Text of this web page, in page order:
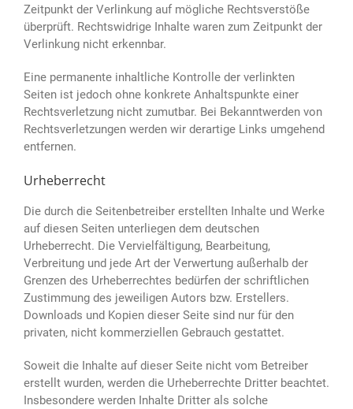
Zeitpunkt der Verlinkung auf mögliche Rechtsverstöße
überprüft. Rechtswidrige Inhalte waren zum Zeitpunkt der
Verlinkung nicht erkennbar.
Eine permanente inhaltliche Kontrolle der verlinkten
Seiten ist jedoch ohne konkrete Anhaltspunkte einer
Rechtsverletzung nicht zumutbar. Bei Bekanntwerden von
Rechtsverletzungen werden wir derartige Links umgehend
entfernen.
Urheberrecht
Die durch die Seitenbetreiber erstellten Inhalte und Werke
auf diesen Seiten unterliegen dem deutschen
Urheberrecht. Die Vervielfältigung, Bearbeitung,
Verbreitung und jede Art der Verwertung außerhalb der
Grenzen des Urheberrechtes bedürfen der schriftlichen
Zustimmung des jeweiligen Autors bzw. Erstellers.
Downloads und Kopien dieser Seite sind nur für den
privaten, nicht kommerziellen Gebrauch gestattet.
Soweit die Inhalte auf dieser Seite nicht vom Betreiber
erstellt wurden, werden die Urheberrechte Dritter beachtet.
Insbesondere werden Inhalte Dritter als solche